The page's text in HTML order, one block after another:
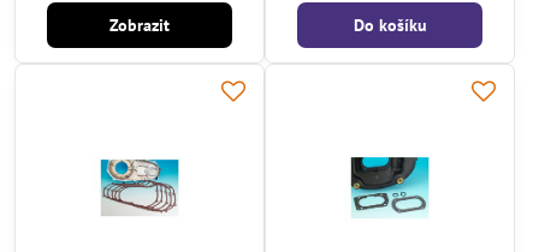
Zobrazit Do košíku